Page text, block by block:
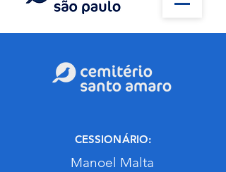
CESSIONÁRIO:
Manoel Malta